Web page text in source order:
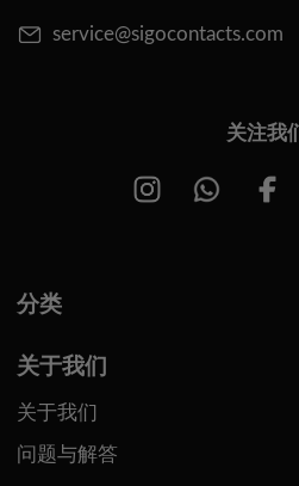
service@sigocontacts.com
关注我们
分类
关于我们
关于我们
问题与解答